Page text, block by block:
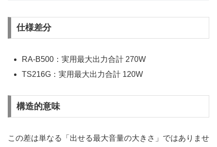
仕様差分
RA-B500：実用最大出力合計 270W
TS216G：実用最大出力合計 120W
構造的意味
この差は単なる「出せる最大音量の大きさ」ではありませ